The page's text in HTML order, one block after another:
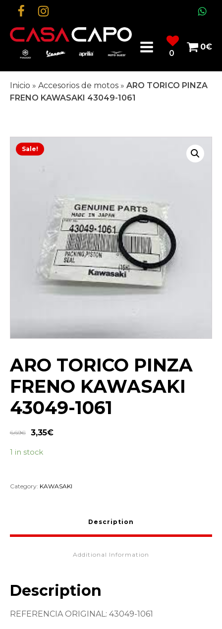
0
0€
Inicio » Accesorios de motos » ARO TORICO PINZA
FRENO KAWASAKI 43049-1061
Sale!
ARO TORICO PINZA
FRENO KAWASAKI
43049-1061
6,69€ 3,35€
1 in stock
Category: KAWASAKI
Description
Additional Information
Description
REFERENCIA ORIGINAL: 43049-1061